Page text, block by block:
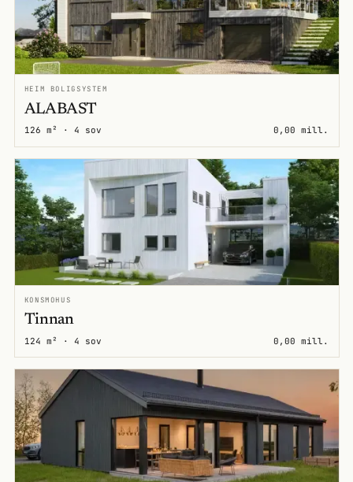
HEIM BOLIGSYSTEM
ALABAST
126 m² · 4 sov 0,00 mill.
KONSMOHUS
Tinnan
124 m² · 4 sov 0,00 mill.